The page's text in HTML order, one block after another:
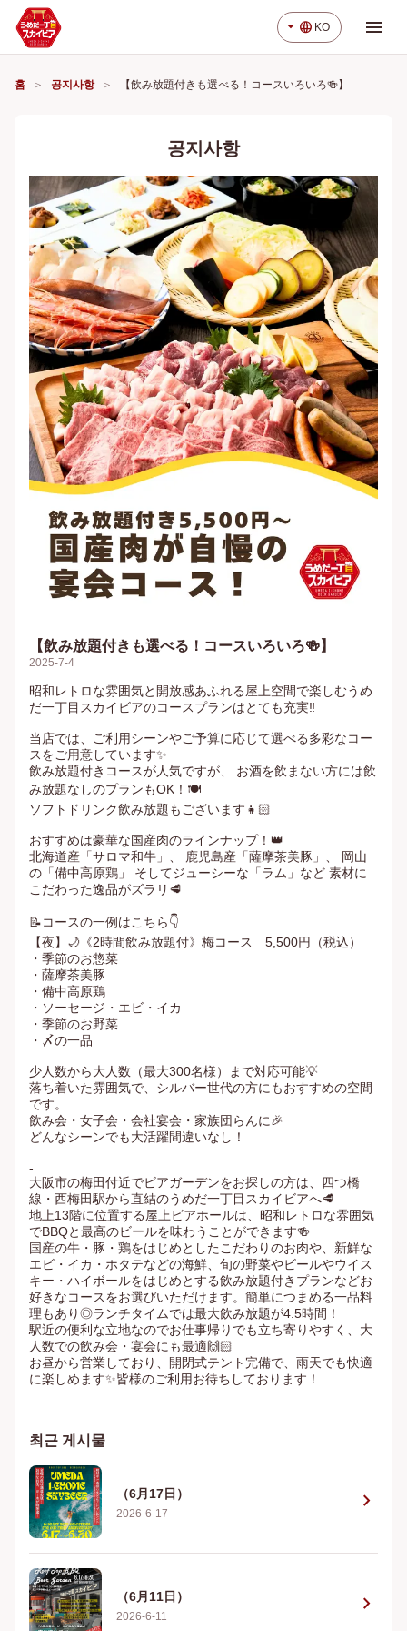
arrow_drop_down language KO menu
홈 공지사항 【飲み放題付きも選べる！コースいろいろ🍻】
공지사항
【飲み放題付きも選べる！コースいろいろ🍻】
2025-7-4
昭和レトロな雰囲気と開放感あふれる屋上空間で楽しむうめ
だ一丁目スカイビアのコースプランはとても充実‼️
当店では、ご利用シーンやご予算に応じて選べる多彩なコー
スをご用意しています✨
飲み放題付きコースが人気ですが、 お酒を飲まない方には飲
み放題なしのプランもOK！🍽️
ソフトドリンク飲み放題もございます👧🏻
おすすめは豪華な国産肉のラインナップ！👑
北海道産「サロマ和牛」、 鹿児島産「薩摩茶美豚」、 岡山
の「備中高原鶏」 そしてジューシーな「ラム」など 素材に
こだわった逸品がズラリ🥩
📝コースの一例はこちら👇
【夜】🌙《2時間飲み放題付》梅コース　5,500円（税込）
・季節のお惣菜
・薩摩茶美豚
・備中高原鶏
・ソーセージ・エビ・イカ
・季節のお野菜
・〆の一品
少人数から大人数（最大300名様）まで対応可能💡
落ち着いた雰囲気で、シルバー世代の方にもおすすめの空間
です。
飲み会・女子会・会社宴会・家族団らんに🎉
どんなシーンでも大活躍間違いなし！
-
大阪市の梅田付近でビアガーデンをお探しの方は、四つ橋
線・西梅田駅から直結のうめだ一丁目スカイビアへ🥩
地上13階に位置する屋上ビアホールは、昭和レトロな雰囲気
でBBQと最高のビールを味わうことができます🍻
国産の牛・豚・鶏をはじめとしたこだわりのお肉や、新鮮な
エビ・イカ・ホタテなどの海鮮、旬の野菜やビールやウイス
キー・ハイボールをはじめとする飲み放題付きプランなどお
好きなコースをお選びいただけます。簡単につまめる一品料
理もあり◎ランチタイムでは最大飲み放題が4.5時間！
駅近の便利な立地なのでお仕事帰りでも立ち寄りやすく、大
人数での飲み会・宴会にも最適🙌🏻
お昼から営業しており、開閉式テント完備で、雨天でも快適
に楽しめます✨皆様のご利用お待ちしております！
최근 게시물
（6月17日）
2026-6-17 chevron_right
（6月11日）
2026-6-11 chevron_right